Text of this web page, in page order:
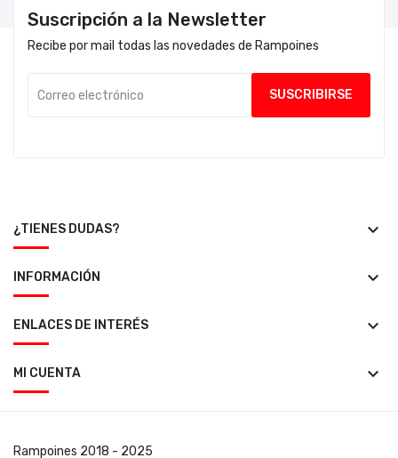
Suscripción a la Newsletter
Recibe por mail todas las novedades de Rampoines
¿TIENES DUDAS? keyboard_arrow_down
INFORMACIÓN keyboard_arrow_down
ENLACES DE INTERÉS keyboard_arrow_down
MI CUENTA keyboard_arrow_down
Rampoines 2018 - 2025